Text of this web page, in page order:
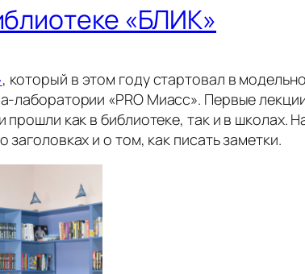
«БЛИК»
, который в этом году стартовал в
лаборатории «PRO Миасс». Первые
как в библиотеке, так и в
и о том, как писать заметки.